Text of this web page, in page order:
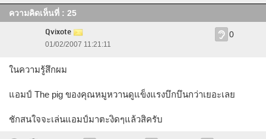
ความคิดเห็นที่ : 25
Qvixote
01/02/2007 11:21:11
0
ในความรู้สึกผม
แอมป์ The pig ของคุณหมูหวานดูแข็งแรงบึกบึนกว่าเยอะเลย
ชักสนใจจะเล่นแอมป์มาตะงิดๆแล้วสิครับ